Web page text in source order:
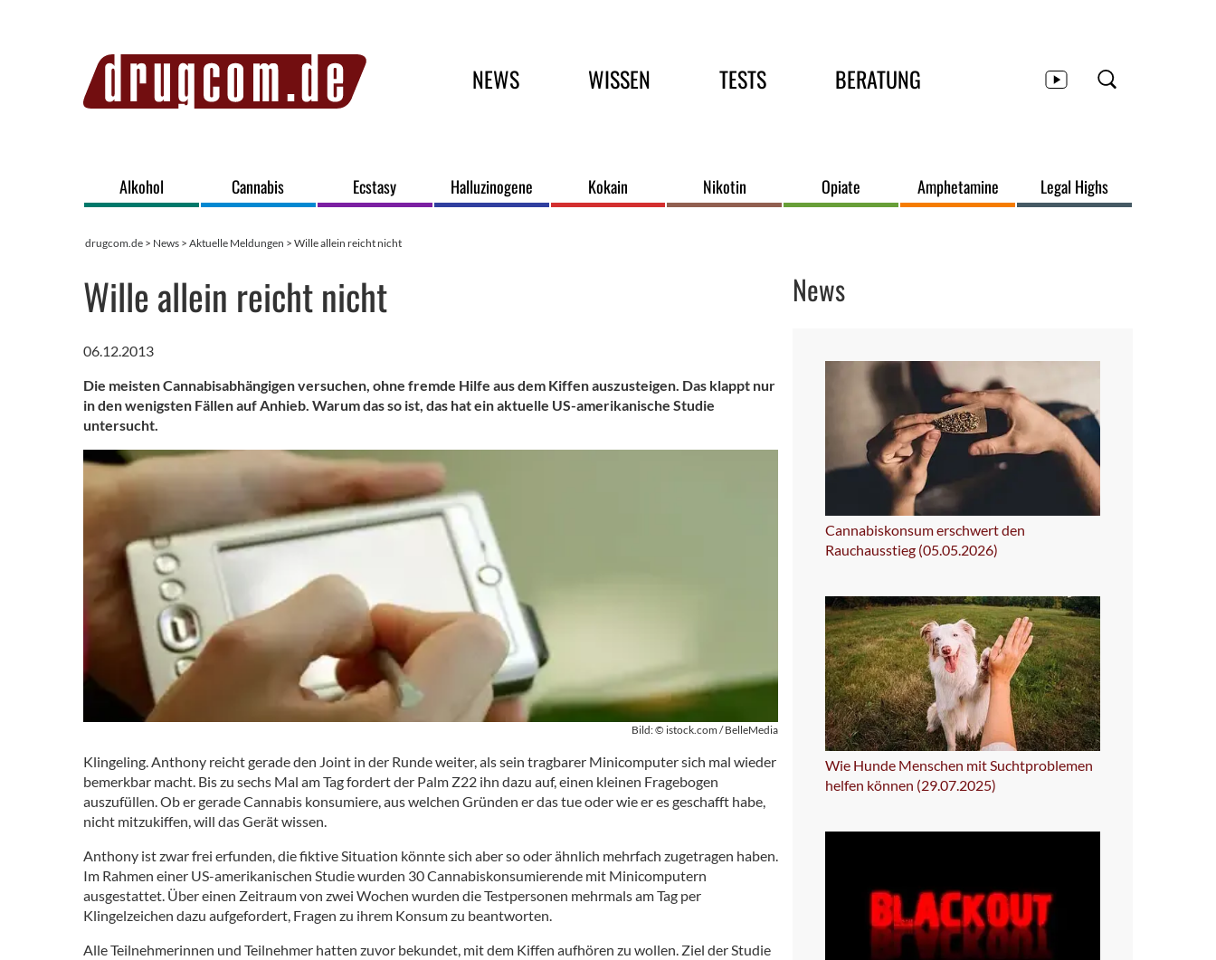
Hauptmenü
NEWS WISSEN TESTS BERATUNG
Alkohol Cannabis Ecstasy Halluzinogene Kokain Nikotin Opiate Amphetamine Legal Highs
drugcom.de > News > Aktuelle Meldungen > Wille allein reicht nicht
Wille allein reicht nicht
06.12.2013
Die meisten Cannabisabhängigen versuchen, ohne fremde Hilfe aus dem Kiffen auszusteigen. Das klappt nur
in den wenigsten Fällen auf Anhieb. Warum das so ist, das hat ein aktuelle US-amerikanische Studie
untersucht.
Bild: © istock.com / BelleMedia
Klingeling. Anthony reicht gerade den Joint in der Runde weiter, als sein tragbarer Minicomputer sich mal wieder
bemerkbar macht. Bis zu sechs Mal am Tag fordert der Palm Z22 ihn dazu auf, einen kleinen Fragebogen
auszufüllen. Ob er gerade Cannabis konsumiere, aus welchen Gründen er das tue oder wie er es geschafft habe,
nicht mitzukiffen, will das Gerät wissen.
Anthony ist zwar frei erfunden, die fiktive Situation könnte sich aber so oder ähnlich mehrfach zugetragen haben.
Im Rahmen einer US-amerikanischen Studie wurden 30 Cannabiskonsumierende mit Minicomputern
ausgestattet. Über einen Zeitraum von zwei Wochen wurden die Testpersonen mehrmals am Tag per
Klingelzeichen dazu aufgefordert, Fragen zu ihrem Konsum zu beantworten.
Alle Teilnehmerinnen und Teilnehmer hatten zuvor bekundet, mit dem Kiffen aufhören zu wollen. Ziel der Studie
News
Cannabiskonsum erschwert den
Rauchausstieg (05.05.2026)
Wie Hunde Menschen mit Suchtproblemen
helfen können (29.07.2025)